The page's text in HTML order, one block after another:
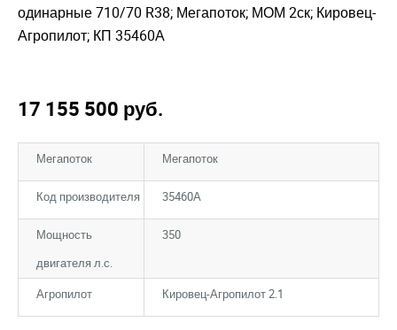
одинарные 710/70 R38; Мегапоток; МОМ 2ск; Кировец-
Агропилот; КП 35460А
17 155 500 руб.
Мегапоток Мегапоток
Код производителя 35460А
Мощность
двигателя л.с.
350
Агропилот Кировец-Агропилот 2.1